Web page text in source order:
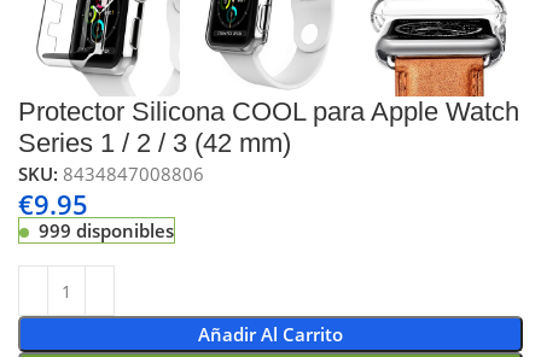
Protector Silicona COOL para Apple Watch
Series 1 / 2 / 3 (42 mm)
SKU:8434847008806
€9.95
999 disponibles
Añadir Al Carrito